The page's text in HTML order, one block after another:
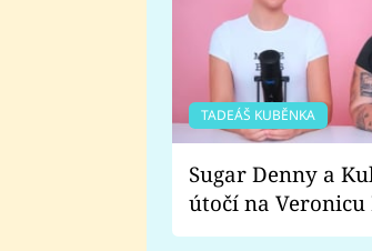
TADEÁŠ KUBĚNKA
Sugar Denny a
útočí na Veronicu
Proč je podle